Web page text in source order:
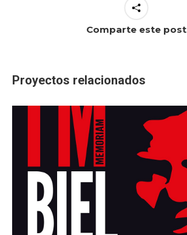
Comparte este post
Proyectos relacionados